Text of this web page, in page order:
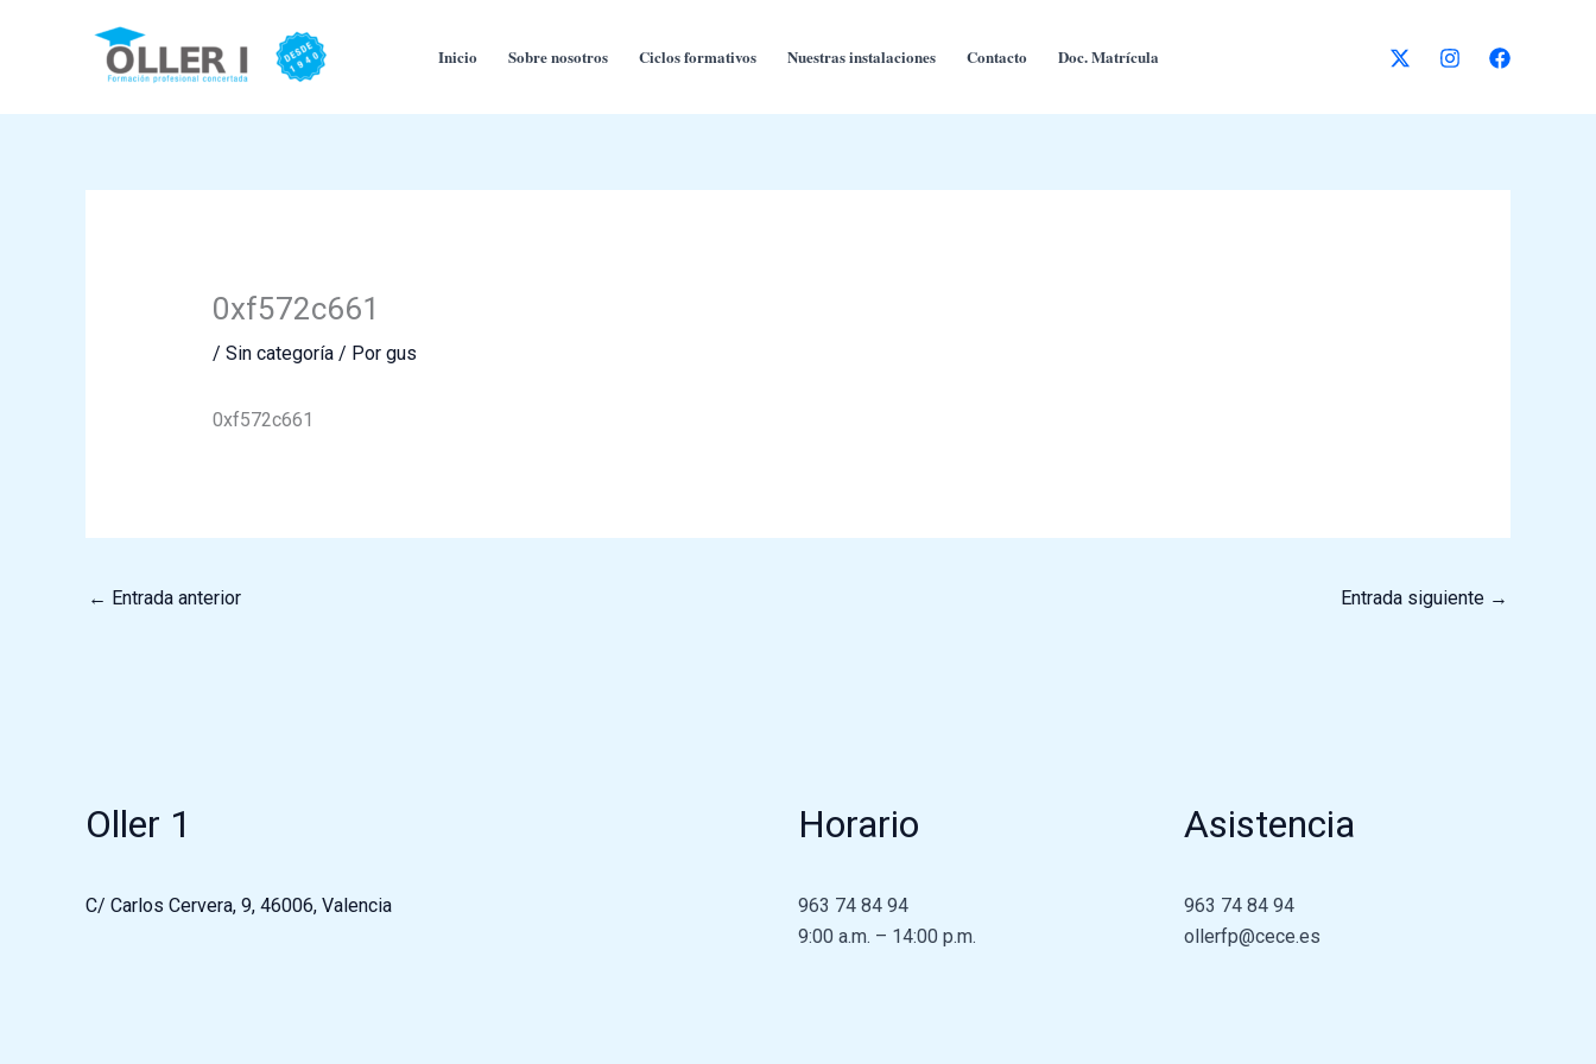
Inicio Sobre nosotros Ciclos formativos Nuestras instalaciones Contacto Doc. Matrícula
0xf572c661
/ Sin categoría/ Por gus
0xf572c661
← Entrada anterior Entrada siguiente →
Oller 1
C/ Carlos Cervera, 9, 46006, Valencia
Horario
963 74 84 94
9:00 a.m. – 14:00 p.m.
Asistencia
963 74 84 94
ollerfp@cece.es